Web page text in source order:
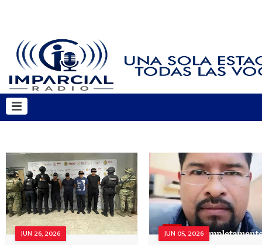
JUN 26, 2026 JUN 05, 2026